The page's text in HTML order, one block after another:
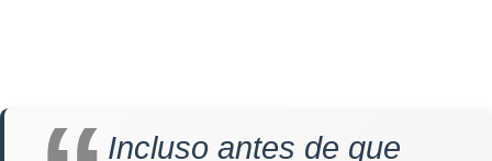
Incluso antes de que